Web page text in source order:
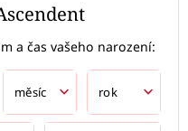
a čas vašeho narození: